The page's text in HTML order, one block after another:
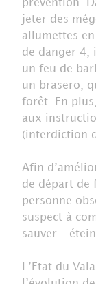
prévention.
jeter des
allumettes
de danger 4,
un feu de
un brasero,
forêt. En
aux
(interdiction
Afin
de départ de
personne
suspect à
sauver –
L’Etat du